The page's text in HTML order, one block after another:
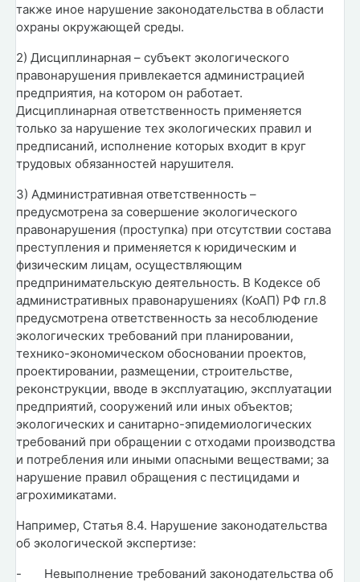
также иное нарушение законодательства в области
охраны окружающей среды.
2) Дисциплинарная – субъект экологического
правонарушения привлекается администрацией
предприятия, на котором он работает.
Дисциплинарная ответственность применяется
только за нарушение тех экологических правил и
предписаний, исполнение которых входит в круг
трудовых обязанностей нарушителя.
3) Административная ответственность –
предусмотрена за совершение экологического
правонарушения (проступка) при отсутствии состава
преступления и применяется к юридическим и
физическим лицам, осуществляющим
предпринимательскую деятельность. В Кодексе об
административных правонарушениях (КоАП) РФ гл.8
предусмотрена ответственность за несоблюдение
экологических требований при планировании,
технико-экономическом обосновании проектов,
проектировании, размещении, строительстве,
реконструкции, вводе в эксплуатацию, эксплуатации
предприятий, сооружений или иных объектов;
экологических и санитарно-эпидемиологических
требований при обращении с отходами производства
и потребления или иными опасными веществами; за
нарушение правил обращения с пестицидами и
агрохимикатами.
Например, Статья 8.4. Нарушение законодательства
об экологической экспертизе:
- Невыполнение требований законодательства об